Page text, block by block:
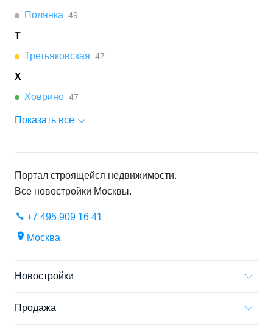
Полянка 49
Т
Третьяковская 47
Х
Ховрино 47
Показать все
Портал строящейся недвижимости.
Все новостройки Москвы.
+7 495 909 16 41
Москва
Новостройки
Продажа